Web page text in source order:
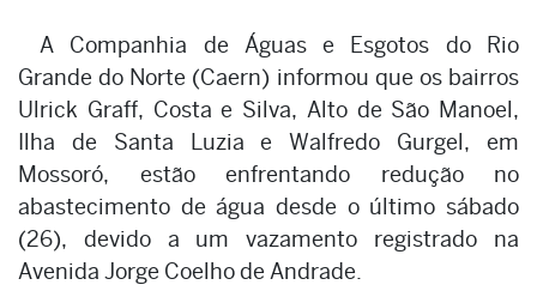
A Companhia de Águas e Esgotos do Rio
Grande do Norte (Caern) informou que os bairros
Ulrick Graff, Costa e Silva, Alto de São Manoel,
Ilha de Santa Luzia e Walfredo Gurgel, em
Mossoró, estão enfrentando redução no
abastecimento de água desde o último sábado
(26), devido a um vazamento registrado na
Avenida Jorge Coelho de Andrade.